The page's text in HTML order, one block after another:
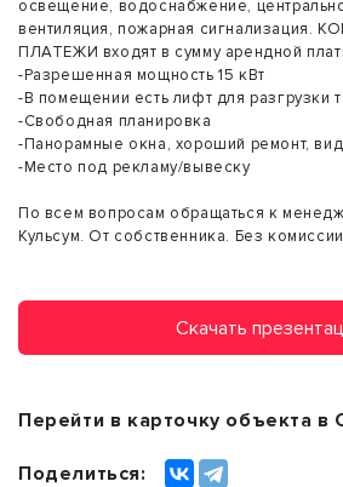
освещение, водоснабжение,
вентиляция, пожарная сигнализация.
ПЛАТЕЖИ входят в сумму арендной
-Разрешенная мощность 15 кВт
-В помещении есть лифт для разгрузки
-Свободная планировка
-Панорамные окна, хороший ремонт,
-Место под рекламу/вывеску
По всем вопросам обращаться к
Кульсум. От собственника. Без
Скачать
Перейти в карточку объекта в
Поделиться: